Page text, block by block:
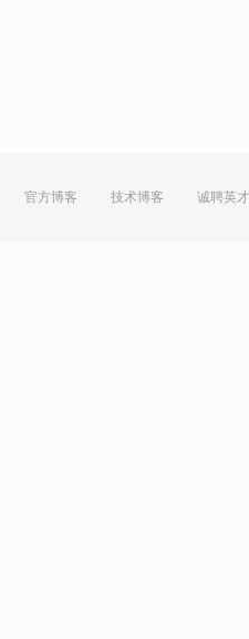
官方博客 技术博客 诚聘英才